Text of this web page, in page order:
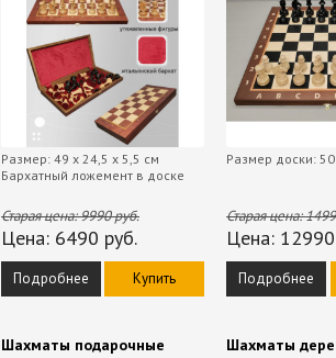
Размер: 49 х 24,5 х 5,5 см
Бархатный ложемент в доске
Старая цена:9990руб.
Цена: 6490 руб.
Подробнее Купить
Размер доски:
Старая цена:
Цена: 12990
Подробнее
Шахматы подарочные
Шахматы